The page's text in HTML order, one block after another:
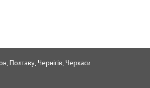
Полтаву, Чернігів, Черкаси